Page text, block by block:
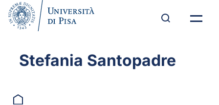
Stefania Santopadre